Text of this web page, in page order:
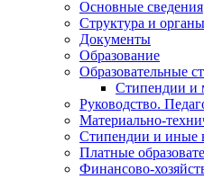
Основные сведения
Структура и
Документы
Образование
Образовательные
Стипендии и
Руководство.
Материально-
Стипендии и иные
Платные
Финансово-